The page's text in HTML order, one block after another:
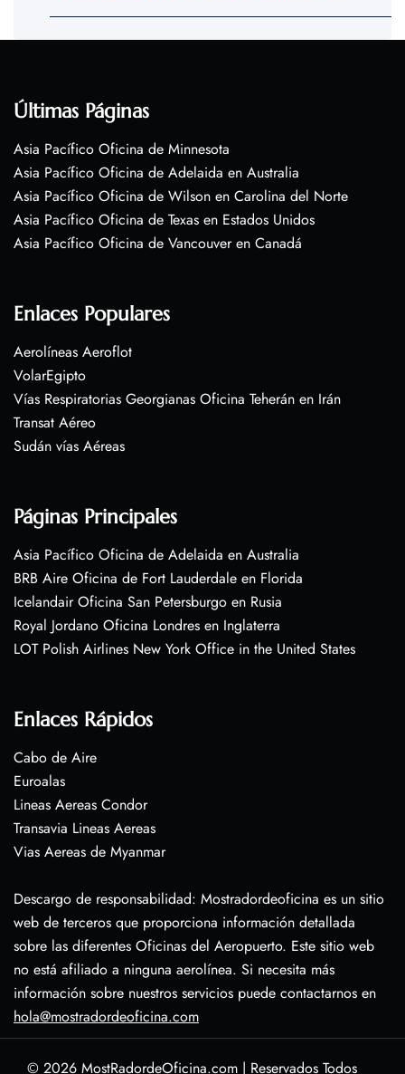
Últimas Páginas
Asia Pacífico Oficina de Minnesota
Asia Pacífico Oficina de Adelaida en Australia
Asia Pacífico Oficina de Wilson en Carolina del Norte
Asia Pacífico Oficina de Texas en Estados Unidos
Asia Pacífico Oficina de Vancouver en Canadá
Enlaces Populares
Aerolíneas Aeroflot
VolarEgipto
Vías Respiratorias Georgianas Oficina Teherán en Irán
Transat Aéreo
Sudán vías Aéreas
Páginas Principales
Asia Pacífico Oficina de Adelaida en Australia
BRB Aire Oficina de Fort Lauderdale en Florida
Icelandair Oficina San Petersburgo en Rusia
Royal Jordano Oficina Londres en Inglaterra
LOT Polish Airlines New York Office in the United States
Enlaces Rápidos
Cabo de Aire
Euroalas
Lineas Aereas Condor
Transavia Lineas Aereas
Vias Aereas de Myanmar
Descargo de responsabilidad: Mostradordeoficina es un sitio
web de terceros que proporciona información detallada
sobre las diferentes Oficinas del Aeropuerto. Este sitio web
no está afiliado a ninguna aerolínea. Si necesita más
información sobre nuestros servicios puede contactarnos en
hola@mostradordeoficina.com
© 2026 MostRadordeOficina.com | Reservados Todos